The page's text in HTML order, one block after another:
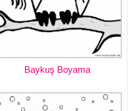
Baykuş Boyama